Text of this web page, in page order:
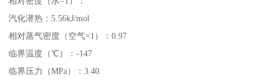
汽化潜热：5.56kJ/mol
相对蒸气密度（空气=1）：0.97
临界温度（℃）：-147
临界压力（MPa）：3.40